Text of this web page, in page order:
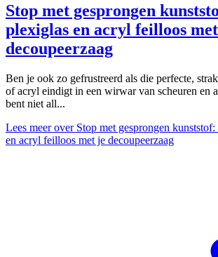
Stop met gesprongen
plexiglas en acryl feilloos
decoupeerzaag
Ben je ook zo gefrustreerd als die perfecte,
of acryl eindigt in een wirwar van scheuren en
bent niet all...
Lees meerover Stop met gesprongen
en acryl feilloos met je decoupeerzaag